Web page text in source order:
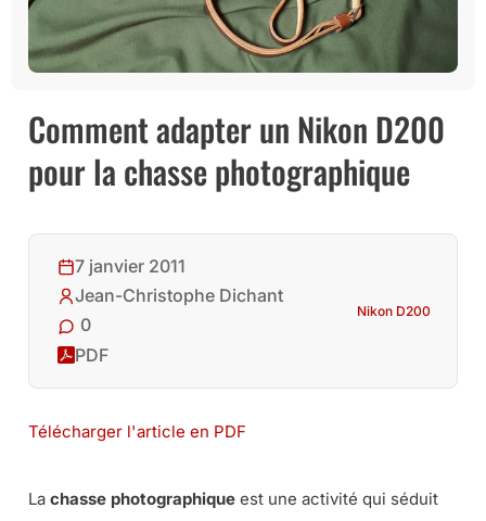
Comment adapter un Nikon D200
pour la chasse photographique
7 janvier 2011
Jean-Christophe Dichant
0
PDF
Nikon D200
Télécharger l'article en PDF
La chasse photographique est une activité qui séduit